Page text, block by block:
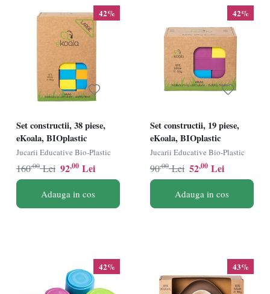
42%
Set constructii, 38 piese,
eKoala, BIOplastic
Jucarii Educative Bio-Plastic
92,00 Lei
160,00 Lei
Adauga in cos
42%
Set constructii, 19 piese,
eKoala, BIOplastic
Jucarii Educative Bio-Plastic
52,00 Lei
90,00 Lei
Adauga in cos
42% 43%